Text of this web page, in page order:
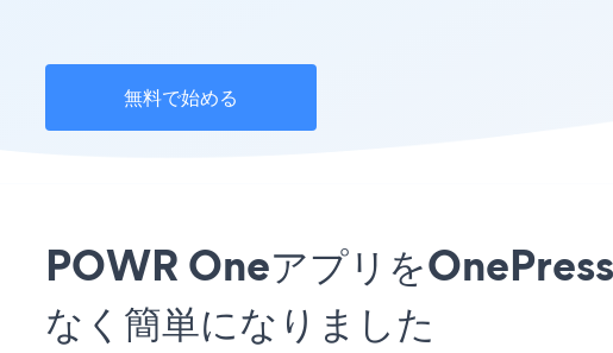
無料で始める
POWR Oneアプリを
なく簡単になりました